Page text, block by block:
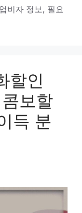
비자 정보, 필요
할인
보할
득 분